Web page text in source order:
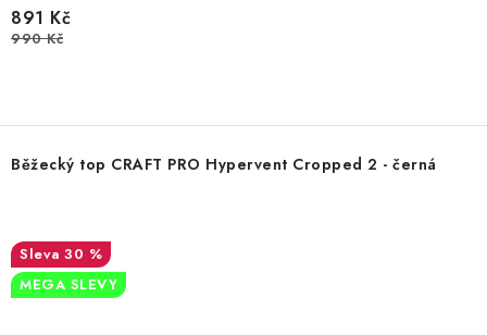
891 Kč
990 Kč
Běžecký top CRAFT PRO Hypervent Cropped 2 - černá
30 %
MEGA SLEVY